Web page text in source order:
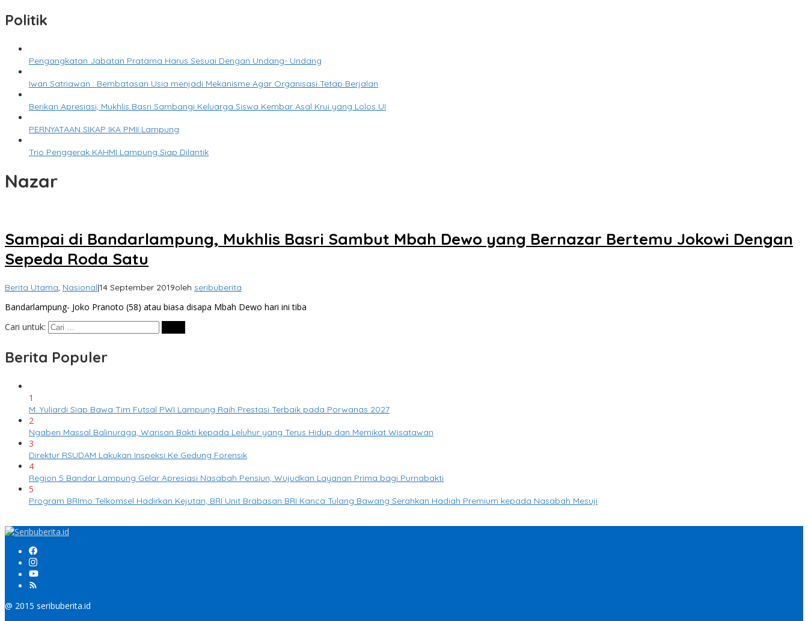
Politik
Pengangkatan Jabatan Pratama Harus Sesuai Dengan Undang- Undang
Iwan Satriawan : Bembatasan Usia menjadi Mekanisme Agar Organisasi Tetap Berjalan
Berikan Apresiasi, Mukhlis Basri Sambangi Keluarga Siswa Kembar Asal Krui yang Lolos UI
PERNYATAAN SIKAP IKA PMII Lampung
Trio Penggerak KAHMI Lampung Siap Dilantik
Nazar
Sampai di Bandarlampung, Mukhlis Basri Sambut Mbah Dewo yang Bernazar Bertemu Jokowi Dengan
Sepeda Roda Satu
Berita Utama, Nasional|14 September 2019oleh seribuberita
Bandarlampung- Joko Pranoto (58) atau biasa disapa Mbah Dewo hari ini tiba
Cari untuk:
Berita Populer
1
M. Yuliardi Siap Bawa Tim Futsal PWI Lampung Raih Prestasi Terbaik pada Porwanas 2027
2
Ngaben Massal Balinuraga, Warisan Bakti kepada Leluhur yang Terus Hidup dan Memikat Wisatawan
3
Direktur RSUDAM Lakukan Inspeksi Ke Gedung Forensik
4
Region 5 Bandar Lampung Gelar Apresiasi Nasabah Pensiun, Wujudkan Layanan Prima bagi Purnabakti
5
Program BRImo Telkomsel Hadirkan Kejutan, BRI Unit Brabasan BRI Kanca Tulang Bawang Serahkan Hadiah Premium kepada Nasabah Mesuji
@ 2015 seribuberita.id